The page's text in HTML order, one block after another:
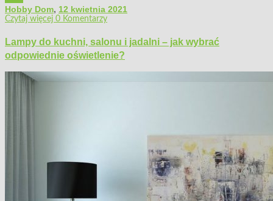
Hobby Dom, 12 kwietnia 2021
Czytaj więcej 0 Komentarzy
Lampy do kuchni, salonu i jadalni – jak wybrać
odpowiednie oświetlenie?